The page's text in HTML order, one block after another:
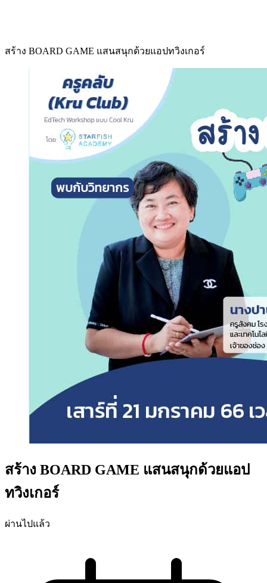
สร้าง BOARD GAME แสนสนุกด้วยแอปทวิงเกอร์
สร้าง BOARD GAME แสนสนุกด้วยแอป
ทวิงเกอร์
ผ่านไปแล้ว